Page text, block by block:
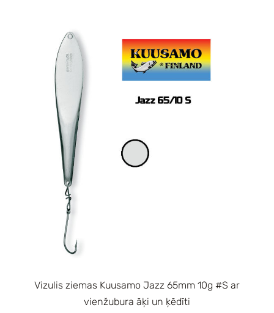
Vizulis ziemas Kuusamo Jazz 65mm 10g #S ar
vienžubura āķi un ķēdīti